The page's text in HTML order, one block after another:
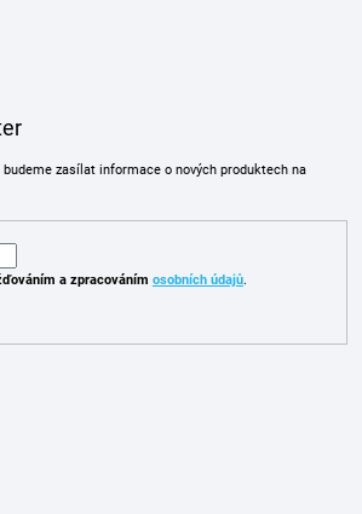
zasílat informace o nových produktech na
a zpracováním osobních údajů.